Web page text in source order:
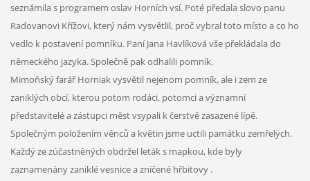
seznámila s programem oslav Horních vsí. Poté předala slovo panu
Radovanovi Křížovi, který nám vysvětlil, proč vybral toto místo a co ho
vedlo k postavení pomníku. Paní Jana Havlíková vše překládala do
německého jazyka. Společně pak odhalili pomník.
Mimoňský farář Horniak vysvětil nejenom pomník, ale i zem ze
zaniklých obcí, kterou potom rodáci, potomci a významní
představitelé a zástupci měst vsypali k čerstvě zasazené lípě.
Společným položením věnců a květin jsme uctili památku zemřelých.
Každý ze zúčastněných obdržel leták s mapkou, kde byly
zaznamenány zaniklé vesnice a zničené hřbitovy .